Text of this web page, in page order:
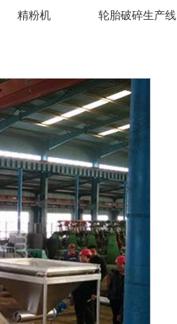
精粉机 轮胎破碎生产线